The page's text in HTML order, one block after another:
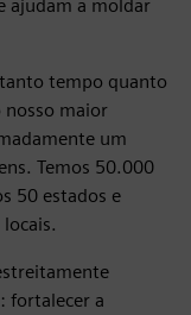
ajudam a moldar
tanto tempo quanto
nosso maior
um
Temos 50.000
50 estados e
fortalecer a